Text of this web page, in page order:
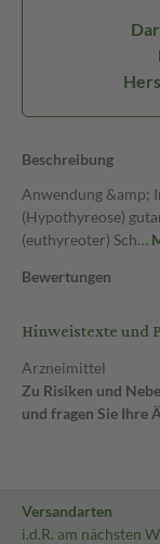
Beschreibung
Anwendung &amp;
(Hypothyreose)
(euthyreoter) Sch…
Bewertungen
Hinweistexte und
Arzneimittel
Zu Risiken und
und fragen Sie Ihre
Versandarten
i.d.R. am nächsten